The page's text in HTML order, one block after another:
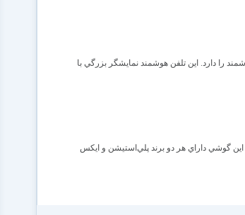
را دارد. اين تلفن هوشمند نمايشگر بزرگي با
اين گوشي داراي هر دو برند پلي‌استيشن و ايكس